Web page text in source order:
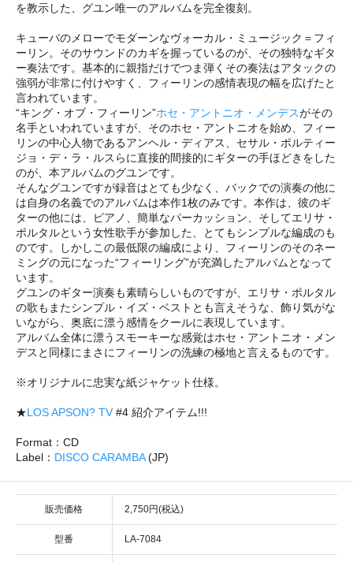
を教示した、グユン唯一のアルバムを完全復刻。
キューバのメローでモダーンなヴォーカル・ミュージック＝フィ
ーリン。そのサウンドのカギを握っているのが、その独特なギタ
ー奏法です。基本的に親指だけでつま弾くその奏法はアタックの
強弱が非常に付けやすく、フィーリンの感情表現の幅を広げたと
言われています。
“キング・オブ・フィーリン”ホセ・アントニオ・メンデスがその
名手といわれていますが、そのホセ・アントニオを始め、フィー
リンの中心人物であるアンヘル・ディアス、セサル・ポルティー
ジョ・デ・ラ・ルスらに直接的間接的にギターの手ほどきをした
のが、本アルバムのグユンです。
そんなグユンですが録音はとても少なく、バックでの演奏の他に
は自身の名義でのアルバムは本作1枚のみです。本作は、彼のギ
ターの他には、ピアノ、簡単なパーカッション、そしてエリサ・
ポルタルという女性歌手が参加した、とてもシンプルな編成のも
のです。しかしこの最低限の編成により、フィーリンのそのネー
ミングの元になった“フィーリング”が充満したアルバムとなって
います。
グユンのギター演奏も素晴らしいものですが、エリサ・ポルタル
の歌もまたシンプル・イズ・ベストとも言えそうな、飾り気がな
いながら、奥底に漂う感情をクールに表現しています。
アルバム全体に漂うスモーキーな感覚はホセ・アントニオ・メン
デスと同様にまさにフィーリンの洗練の極地と言えるものです。
※オリジナルに忠実な紙ジャケット仕様。
★LOS APSON? TV #4 紹介アイテム!!!
Format：CD
Label： DISCO CARAMBA(JP)
販売価格 2,750円(税込)
型番 LA-7084